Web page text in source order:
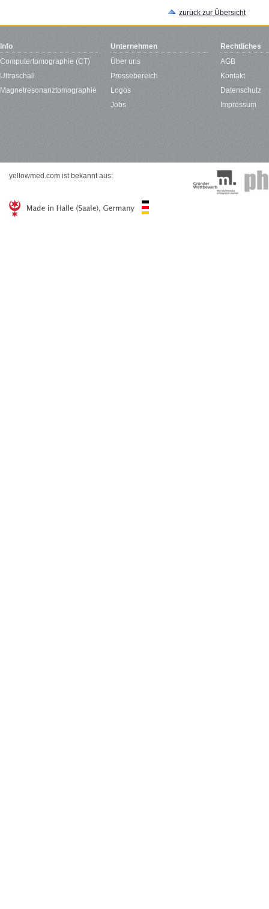
zurück zur Übersicht
Info
Computertomographie (CT)
Ultraschall
Magnetresonanztomographie
Unternehmen
Über uns
Pressebereich
Logos
Jobs
Rechtliches
AGB
Kontakt
Datenschutz
Impressum
yellowmed.com ist bekannt aus: